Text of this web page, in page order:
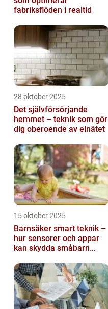
fabriksflöden i realtid
28 oktober 2025
Det självförsörjande
hemmet – teknik som gör
dig oberoende av elnätet
15 oktober 2025
Barnsäker smart teknik –
hur sensorer och appar
kan skydda småbarn